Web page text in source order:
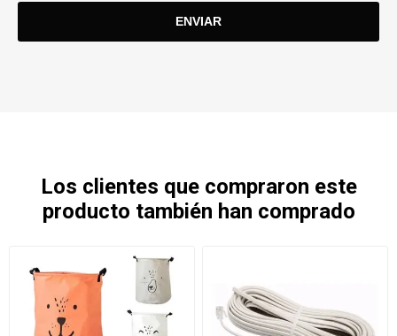
Los clientes que compraron este
producto también han comprado